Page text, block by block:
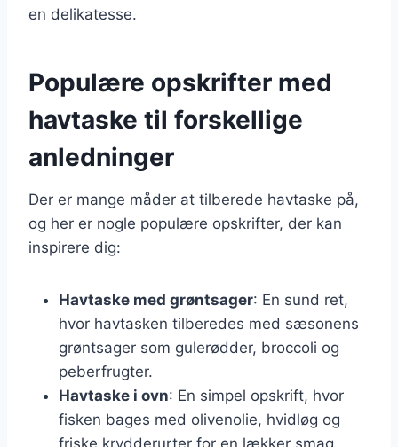
en delikatesse.
Populære opskrifter med
havtaske til forskellige
anledninger
Der er mange måder at tilberede havtaske på,
og her er nogle populære opskrifter, der kan
inspirere dig:
Havtaske med grøntsager: En sund ret,
hvor havtasken tilberedes med sæsonens
grøntsager som gulerødder, broccoli og
peberfrugter.
Havtaske i ovn: En simpel opskrift, hvor
fisken bages med olivenolie, hvidløg og
friske krydderurter for en lækker smag.